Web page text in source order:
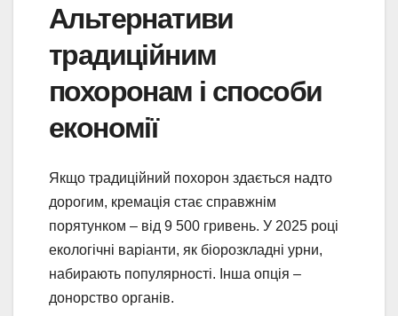
Альтернативи
традиційним
похоронам і способи
економії
Якщо традиційний похорон здається надто
дорогим, кремація стає справжнім
порятунком – від 9 500 гривень. У 2025 році
екологічні варіанти, як біорозкладні урни,
набирають популярності. Інша опція –
донорство органів.